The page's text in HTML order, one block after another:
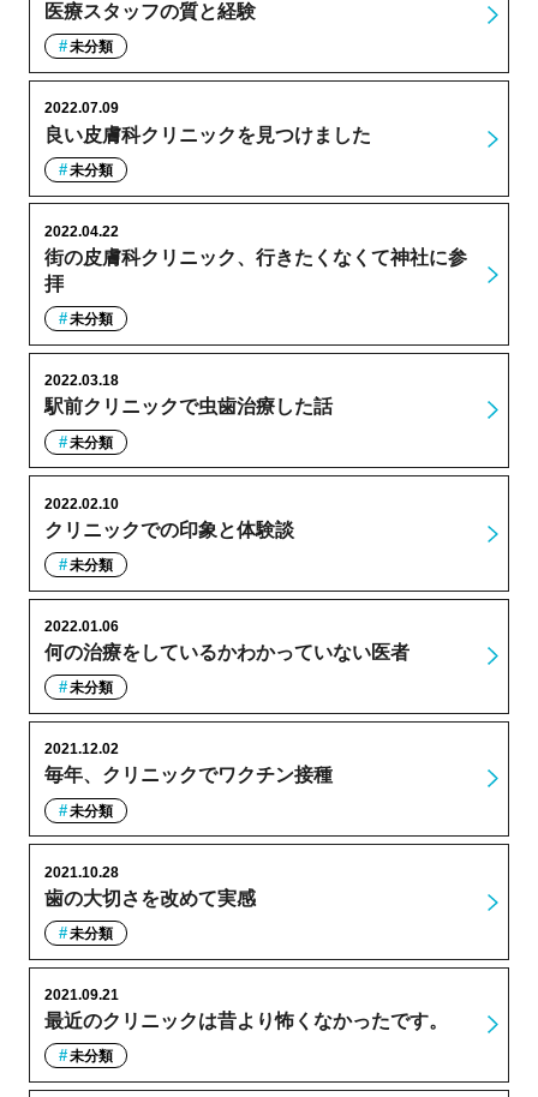
医療スタッフの質と経験
未分類
良い皮膚科クリニックを見つけました
2022.07.09
未分類
街の皮膚科クリニック、行きたくなくて神社に参
拝
2022.04.22
未分類
駅前クリニックで虫歯治療した話
2022.03.18
未分類
クリニックでの印象と体験談
2022.02.10
未分類
何の治療をしているかわかっていない医者
2022.01.06
未分類
毎年、クリニックでワクチン接種
2021.12.02
未分類
歯の大切さを改めて実感
2021.10.28
未分類
最近のクリニックは昔より怖くなかったです。
2021.09.21
未分類